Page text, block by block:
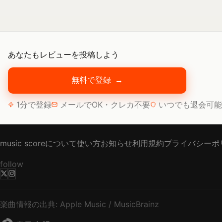
あなたもレビューを投稿しよう
無料で登録 →
1分で登録 メールでOK・クレカ不要 いつでも退会可能
music scoreについて使い方お知らせ利用規約プライバシーポ
follow
楽曲情報の出典: Apple Music / MusicBrainz